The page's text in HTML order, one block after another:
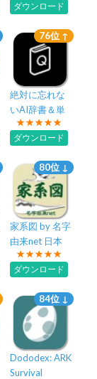
ダウンロード
76位 ↑
絶対に忘れな
いAI辞書＆単
語帳 - ディクト
ダウンロード
80位 ↓
家系図 by 名字
由来net 日本
No.1 150万人
ダウンロード
84位 ↓
Dododex: ARK
Survival